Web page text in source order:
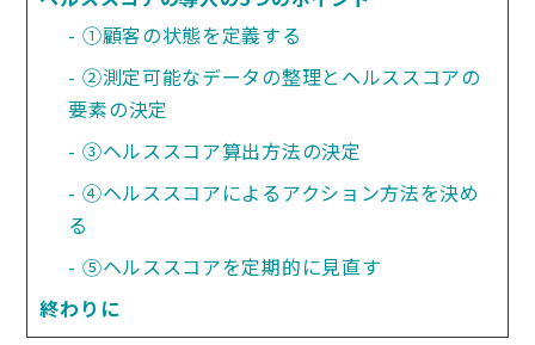
①顧客の状態を定義する
②測定可能なデータの整理とヘルススコアの
要素の決定
③ヘルススコア算出方法の決定
④ヘルススコアによるアクション方法を決め
る
⑤ヘルススコアを定期的に見直す
終わりに